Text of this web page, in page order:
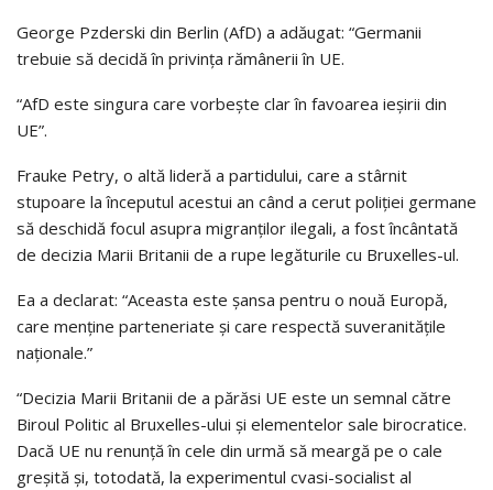
George Pzderski din Berlin (AfD) a adăugat: “Germanii
trebuie să decidă în privinţa rămânerii în UE.
“AfD este singura care vorbeşte clar în favoarea ieşirii din
UE”.
Frauke Petry, o altă lideră a partidului, care a stârnit
stupoare la începutul acestui an când a cerut poliţiei germane
să deschidă focul asupra migranţilor ilegali, a fost încântată
de decizia Marii Britanii de a rupe legăturile cu Bruxelles-ul.
Ea a declarat: “Aceasta este şansa pentru o nouă Europă,
care menţine parteneriate şi care respectă suveranităţile
naţionale.”
“Decizia Marii Britanii de a părăsi UE este un semnal către
Biroul Politic al Bruxelles-ului şi elementelor sale birocratice.
Dacă UE nu renunţă în cele din urmă să meargă pe o cale
greşită şi, totodată, la experimentul cvasi-socialist al